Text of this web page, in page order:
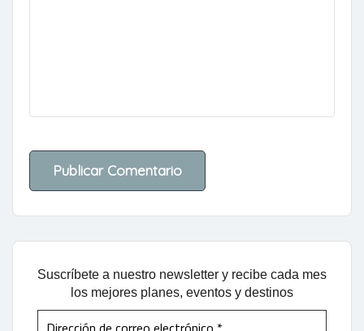
Suscríbete a nuestro newsletter y recibe cada mes
los mejores planes, eventos y destinos